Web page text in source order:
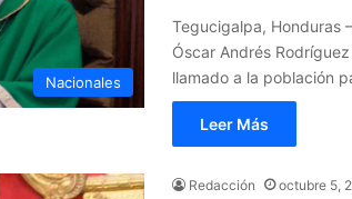
Nacionales
Tegucigalpa, Honduras
Óscar Andrés
llamado a la población
Leer Más
Redacción octubre 5,